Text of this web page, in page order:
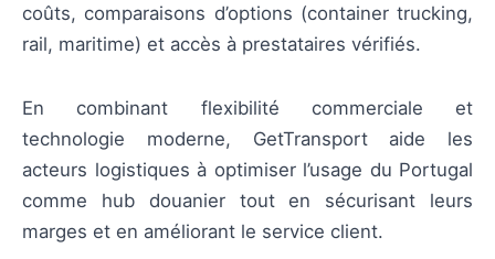
coûts, comparaisons d’options (container trucking,
rail, maritime) et accès à prestataires vérifiés.
En combinant flexibilité commerciale et
technologie moderne, GetTransport aide les
acteurs logistiques à optimiser l’usage du Portugal
comme hub douanier tout en sécurisant leurs
marges et en améliorant le service client.